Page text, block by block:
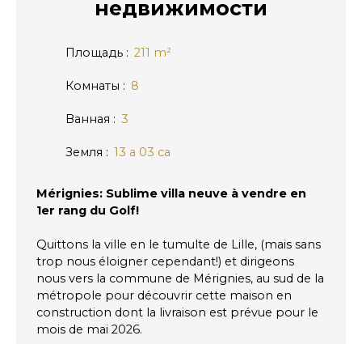
недвижимости
Площадь : 211 m²
Комнаты : 8
Ванная : 3
Земля : 13 a 03 ca
Mérignies: Sublime villa neuve à vendre en
1er rang du Golf!
Quittons la ville en le tumulte de Lille, (mais sans
trop nous éloigner cependant!) et dirigeons
nous vers la commune de Mérignies, au sud de la
métropole pour découvrir cette maison en
construction dont la livraison est prévue pour le
mois de mai 2026.